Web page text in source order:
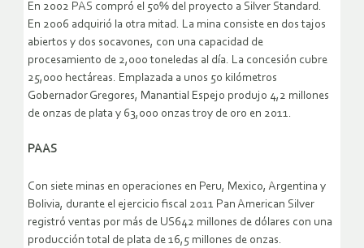
En 2002 PAS compró el 50% del proyecto a Silver Standard.
En 2006 adquirió la otra mitad. La mina consiste en dos tajos
abiertos y dos socavones, con una capacidad de
procesamiento de 2,000 toneledas al día. La concesión cubre
25,000 hectáreas. Emplazada a unos 50 kilómetros
Gobernador Gregores, Manantial Espejo produjo 4,2 millones
de onzas de plata y 63,000 onzas troy de oro en 2011.
PAAS
Con siete minas en operaciones en Peru, Mexico, Argentina y
Bolivia, durante el ejercicio fiscal 2011 Pan American Silver
registró ventas por más de US642 millones de dólares con una
producción total de plata de 16,5 millones de onzas.